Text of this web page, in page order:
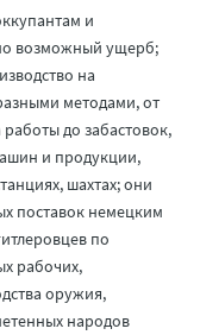
и
возможный ущерб;
на
методами, от
до забастовок,
и продукции,
шахтах; они
поставок немецким
по
рабочих,
оружия,
народов